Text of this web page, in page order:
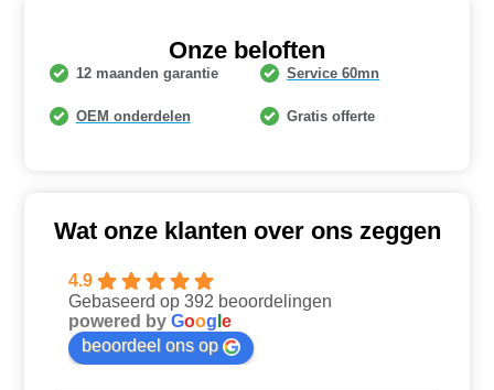
Onze beloften
12 maanden garantie Service 60mn
OEM onderdelen Gratis offerte
Wat onze klanten over ons zeggen
4.9
Gebaseerd op 392 beoordelingen
powered byGoog le
beoordeel ons op